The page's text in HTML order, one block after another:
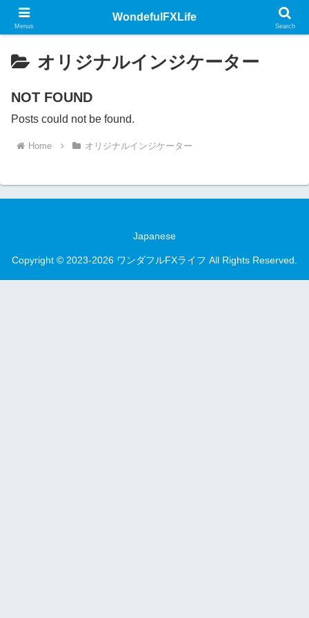
オリジナルインジケーター
NOT FOUND
Posts could not be found.
Home オリジナルインジケーター
Japanese
Copyright © 2023-2026 ワンダフルFXライフ All Rights Reserved.
Menus
WondefulFXLife
Search